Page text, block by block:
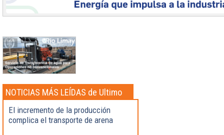
NOTICIAS MÁS LEÍDAS de Ultimo
momento
El incremento de la producción
complica el transporte de arena